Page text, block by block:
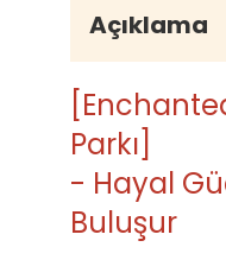
Açıklama
Parkı]
- Hayal
Buluşur